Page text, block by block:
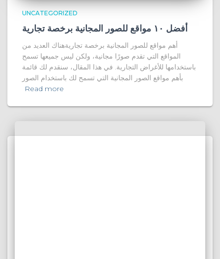
UNCATEGORIZED
أفضل ١٠ مواقع للصور المجانية برخصة تجارية
أهم مواقع للصور المجانية برخصة تجاريةهناك العديد من
المواقع التي تقدم صورًا مجانية، ولكن ليس جميعها تسمح
باستخدامها للأغراض التجارية. في هذا المقال، سنقدم لك قائمة
بأهم مواقع الصور المجانية التي تسمح لك باستخدام الصور
Read more